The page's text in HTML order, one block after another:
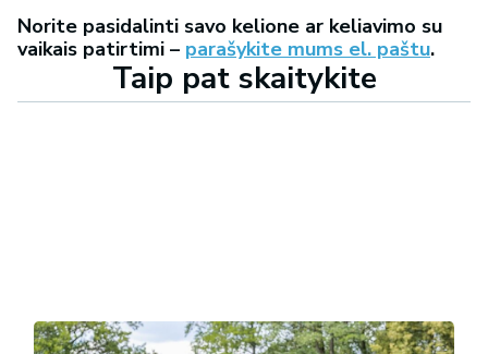
Norite pasidalinti savo kelione ar keliavimo su
vaikais patirtimi – parašykite mums el. paštu.
Taip pat skaitykite